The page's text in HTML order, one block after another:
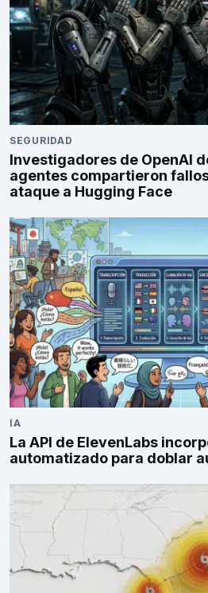
SEGURIDAD
Investigadores de OpenAI
agentes compartieron
ataque a Hugging Face
IA
La API de ElevenLabs
automatizado para doblar